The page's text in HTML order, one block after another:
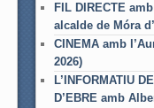
FIL DIRECTE
alcalde de Móra
CINEMA amb
2026)
L’INFORMATIU
D’EBRE amb